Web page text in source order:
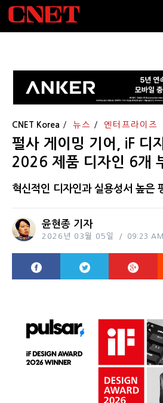
CNET Korea 뉴스 엔터프라이즈
펄사 게이밍 기어, iF 디
2026 제품 디자인 6개
혁신적인 디자인과 실용성서 높은
윤현종 기자
2026년 03월 05일 09:23 AM